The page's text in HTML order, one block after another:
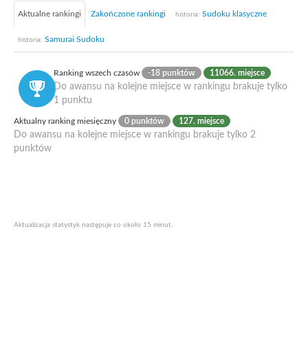
Aktualne rankingi Zakończone rankingi historia: Sudoku klasyczne
historia: Samurai Sudoku
Ranking wszech czasów -18 punktów 11066. miejsce
Do awansu na kolejne miejsce w rankingu brakuje tylko
1 punktu
Aktualny ranking miesięczny 0 punktów 127. miejsce
Do awansu na kolejne miejsce w rankingu brakuje tylko 2
punktów
Aktualizacja statystyk następuje co około 15 minut.